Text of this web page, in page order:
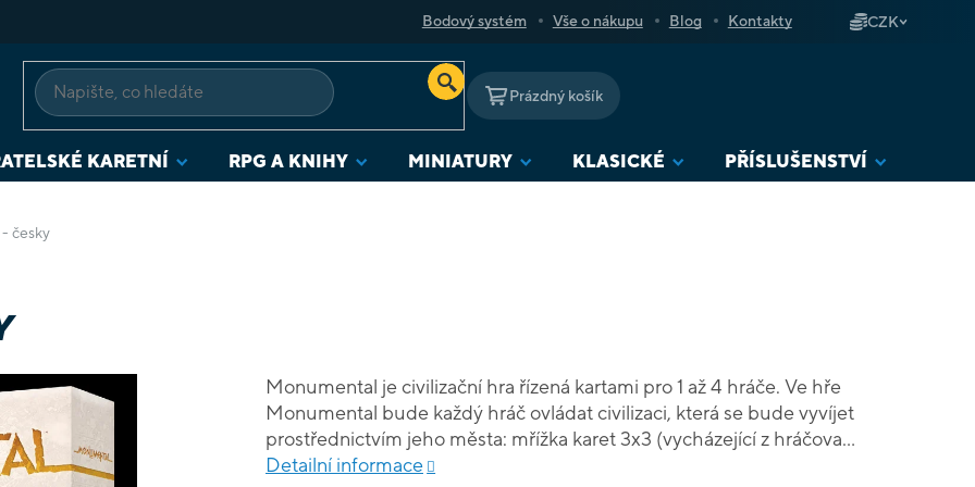
Bodový systém Vše o nákupu Blog Kontakty CZK
NÁKUPNÍ
KOŠÍK
Prázdný košík
KARETNÍ RPG A KNIHY MINIATURY KLASICKÉ PŘÍSLUŠENSTVÍ
česky
Monumental je civilizační hra řízená kartami pro 1 až 4 hráče. Ve hře
Monumental bude každý hráč ovládat civilizaci, která se bude vyvíjet
prostřednictvím jeho města: mřížka karet 3x3 (vycházející z hráčova
startovního balíčku civilizací), které lze aktivovat a shromažďovat různé
Detailní informace